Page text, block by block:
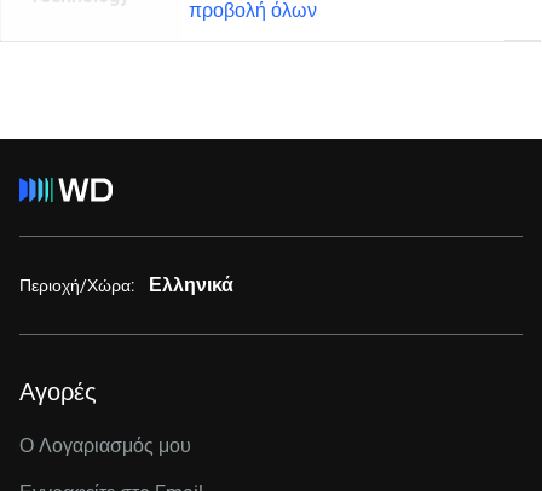
προβολή όλων
Περιοχή/Χώρα: Ελληνικά
Αγορές
Ο Λογαριασμός μου